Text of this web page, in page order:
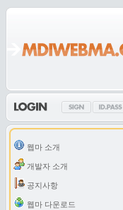
웹마 소개
개발자 소개
공지사항
웹마 다운로드